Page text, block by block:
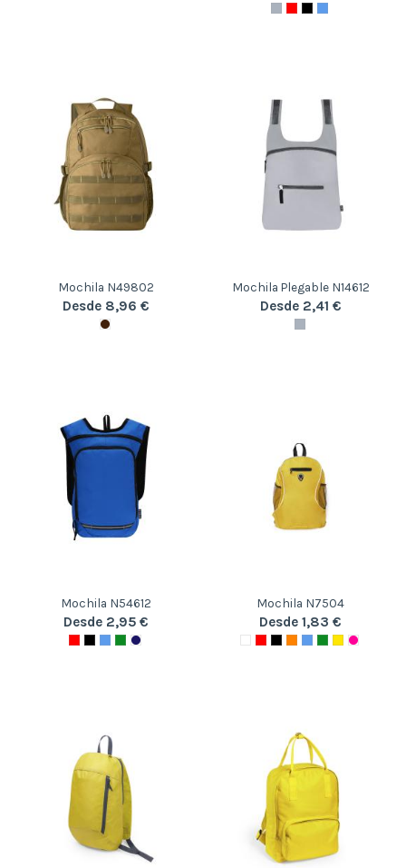
Mochila N49802
Desde 8,96 €
Mochila Plegable N14612
Desde 2,41 €
Mochila N54612
Desde 2,95 €
Mochila N7504
Desde 1,83 €